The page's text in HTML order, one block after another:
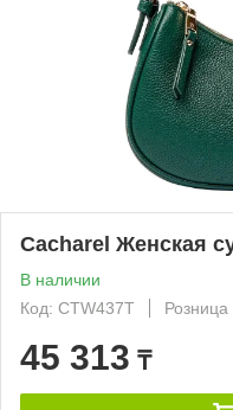
Cacharel Женская
В наличии
Код: CTW437T
Розница
45 313 ₸